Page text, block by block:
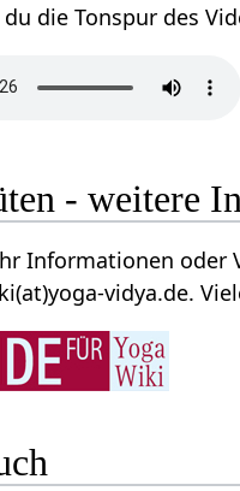
die Tonspur des
- weitere
Informationen oder
vidya.de.